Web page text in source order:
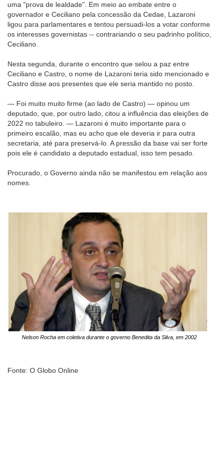
uma "prova de lealdade". Em meio ao embate entre o
governador e Ceciliano pela concessão da Cedae, Lazaroni
ligou para parlamentares e tentou persuadi-los a votar conforme
os interesses governistas -- contrariando o seu padrinho político,
Ceciliano.
Nesta segunda, durante o encontro que selou a paz entre
Ceciliano e Castro, o nome de Lazaroni teria sido mencionado e
Castro disse aos presentes que ele seria mantido no posto.
— Foi muito muito firme (ao lado de Castro) — opinou um
deputado, que, por outro lado, citou a influência das eleições de
2022 no tabuleiro. — Lazaroni é muito importante para o
primeiro escalão, mas eu acho que ele deveria ir para outra
secretaria, até para preservá-lo. A pressão da base vai ser forte
pois ele é candidato a deputado estadual, isso tem pesado.
Procurado, o Governo ainda não se manifestou em relação aos
nomes.
Nelson Rocha em coletiva durante o governo Benedita da Silva, em 2002
Fonte: O Globo Online